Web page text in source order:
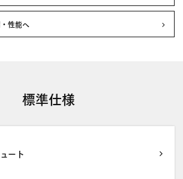
性能へ
標準仕様
ート